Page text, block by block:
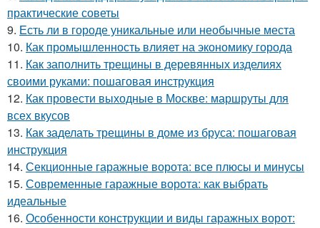
практические советы
9. Есть ли в городе уникальные или необычные места
10. Как промышленность влияет на экономику города
11. Как заполнить трещины в деревянных изделиях
своими руками: пошаговая инструкция
12. Как провести выходные в Москве: маршруты для
всех вкусов
13. Как заделать трещины в доме из бруса: пошаговая
инструкция
14. Секционные гаражные ворота: все плюсы и минусы
15. Современные гаражные ворота: как выбрать
идеальные
16. Особенности конструкции и виды гаражных ворот: